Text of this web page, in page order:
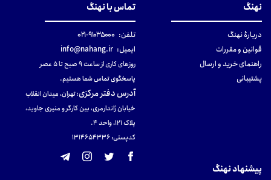
نهنگ
دربارهٔ نهنگ
قوانین و مقررات
راهنمای خرید و ارسال
پشتیبانی
تماس با نهنگ
تلفن: ۹۱۰۳۵۰۰۰-۰۲۱
ایمیل: info@nahang.ir
روزهای کاری از ساعت ۹ صبح تا ۵ عصر
پاسخگوی تماس شما هستیم.
آدرس دفتر مرکزی:تهران، میدان انقلاب
خیابان ژاندارمری، بین کارگر و منیری جاوید،
پلاک 121، واحد ۴.
کدپستی: 131465433۶
پیشنهاد نهنگ